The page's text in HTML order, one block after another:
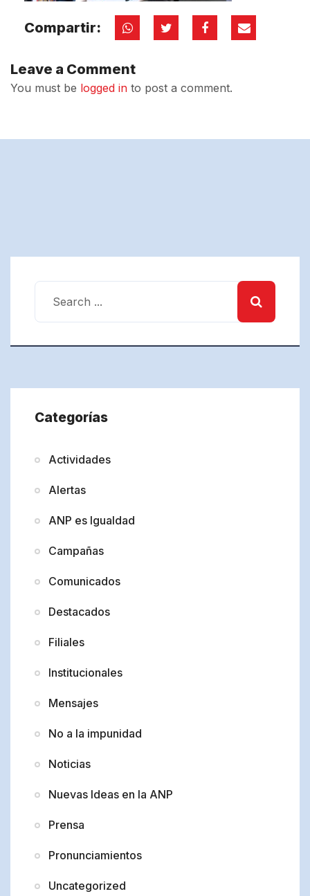
Compartir:
Leave a Comment
You must be logged in to post a comment.
Categorías
Actividades
Alertas
ANP es Igualdad
Campañas
Comunicados
Destacados
Filiales
Institucionales
Mensajes
No a la impunidad
Noticias
Nuevas Ideas en la ANP
Prensa
Pronunciamientos
Uncategorized